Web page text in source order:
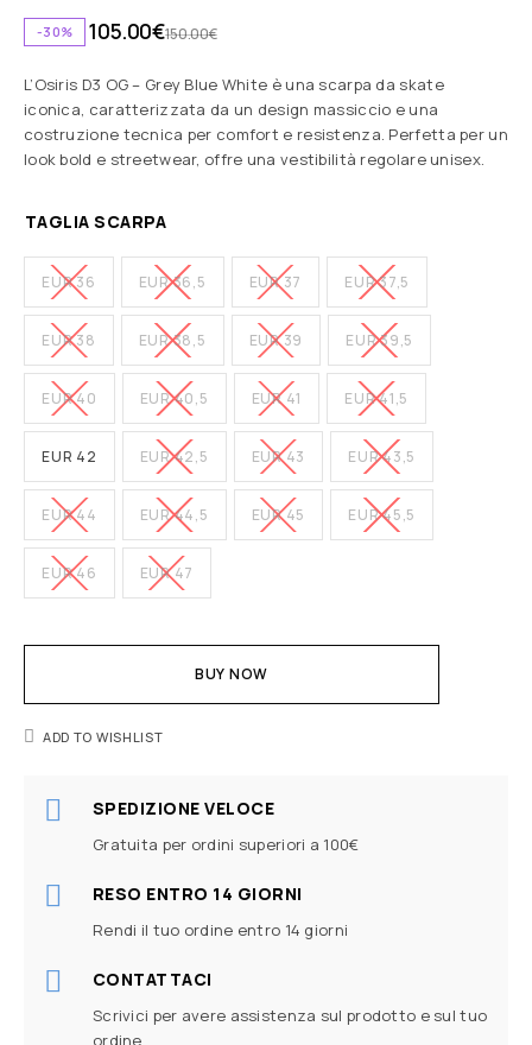
-30% 150.00€
105.00€
L’Osiris D3 OG – Grey Blue White è una scarpa da skate
iconica, caratterizzata da un design massiccio e una
costruzione tecnica per comfort e resistenza. Perfetta per un
look bold e streetwear, offre una vestibilità regolare unisex.
TAGLIA SCARPA
EUR 36 EUR 36,5 EUR 37 EUR 37,5
EUR 38 EUR 38,5 EUR 39 EUR 39,5
EUR 40 EUR 40,5 EUR 41 EUR 41,5
EUR 42 EUR 42,5 EUR 43 EUR 43,5
EUR 44 EUR 44,5 EUR 45 EUR 45,5
EUR 46 EUR 47
BUY NOW
ADD TO WISHLIST
SPEDIZIONE VELOCE
Gratuita per ordini superiori a 100€
RESO ENTRO 14 GIORNI
Rendi il tuo ordine entro 14 giorni
CONTATTACI
Scrivici per avere assistenza sul prodotto e sul tuo
ordine